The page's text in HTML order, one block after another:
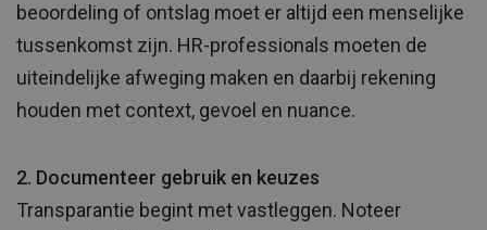
beoordeling of ontslag moet er altijd een menselijke
tussenkomst zijn. HR-professionals moeten de
uiteindelijke afweging maken en daarbij rekening
houden met context, gevoel en nuance.
2. Documenteer gebruik en keuzes
Transparantie begint met vastleggen. Noteer